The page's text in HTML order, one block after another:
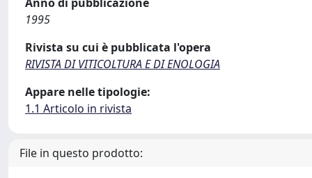
1995
Rivista su cui è pubblicata l'opera
RIVISTA DI VITICOLTURA E DI ENOLOGIA
Appare nelle tipologie:
1.1 Articolo in rivista
File in questo prodotto: